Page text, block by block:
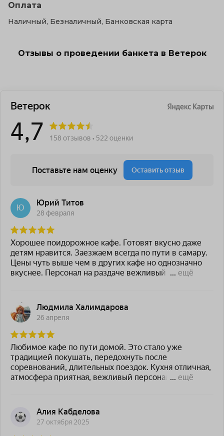
Оплата
Наличный, Безналичный, Банковская карта
Отзывы о проведении банкета в Ветерок